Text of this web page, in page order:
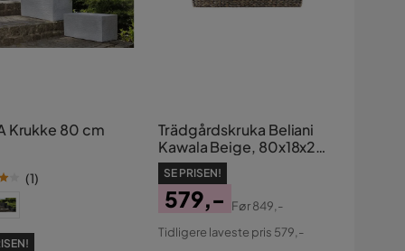
Krukke 80 cm
(1)
Trädgårdskruka Beliani
Kawala Beige, 80x18x20
cm Brown
SE PRISEN!
Pris
579,-
Original
Før849,-
Tidligere laveste pris 579,-